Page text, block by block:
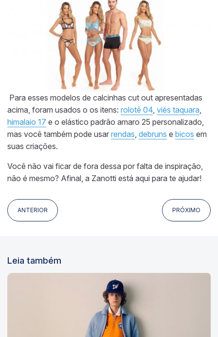
Para esses modelos de calcinhas cut out apresentadas
acima, foram usados o os itens: rolotê 04, viés taquara,
himalaio 17 e o elástico padrão amaro 25 personalizado,
mas você também pode usar rendas, debruns e bicos em
suas criações.
Você não vai ficar de fora dessa por falta de inspiração,
não é mesmo? Afinal, a Zanotti está aqui para te ajudar!
ANTERIOR PRÓXIMO
Leia também